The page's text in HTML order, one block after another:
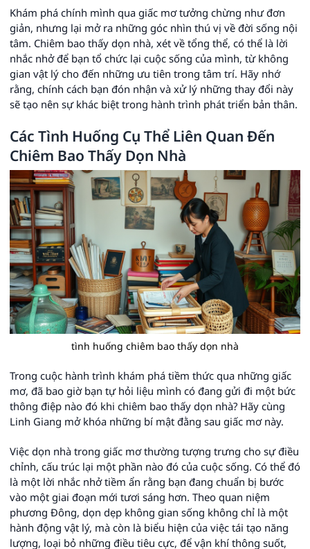
Khám phá chính mình qua giấc mơ tưởng chừng như đơn
giản, nhưng lại mở ra những góc nhìn thú vị về đời sống nội
tâm. Chiêm bao thấy dọn nhà, xét về tổng thể, có thể là lời
nhắc nhở để bạn tổ chức lại cuộc sống của mình, từ không
gian vật lý cho đến những ưu tiên trong tâm trí. Hãy nhớ
rằng, chính cách bạn đón nhận và xử lý những thay đổi này
sẽ tạo nên sự khác biệt trong hành trình phát triển bản thân.
Các Tình Huống Cụ Thể Liên Quan Đến
Chiêm Bao Thấy Dọn Nhà
tình huống chiêm bao thấy dọn nhà
Trong cuộc hành trình khám phá tiềm thức qua những giấc
mơ, đã bao giờ bạn tự hỏi liệu mình có đang gửi đi một bức
thông điệp nào đó khi chiêm bao thấy dọn nhà? Hãy cùng
Linh Giang mở khóa những bí mật đằng sau giấc mơ này.
Việc dọn nhà trong giấc mơ thường tượng trưng cho sự điều
chỉnh, cấu trúc lại một phần nào đó của cuộc sống. Có thể đó
là một lời nhắc nhở tiềm ẩn rằng bạn đang chuẩn bị bước
vào một giai đoạn mới tươi sáng hơn. Theo quan niệm
phương Đông, dọn dẹp không gian sống không chỉ là một
hành động vật lý, mà còn là biểu hiện của việc tái tạo năng
lượng, loại bỏ những điều tiêu cực, để vận khí thông suốt,